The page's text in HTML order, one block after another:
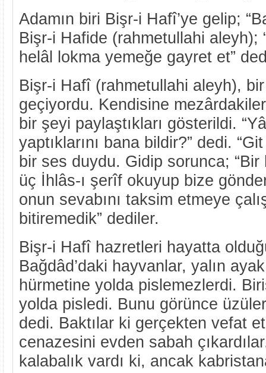
Adamın biri Bişr-i Hafî’ye gelip;
Bişr-i Hafide (rahmetullahi aleyh);
helâl lokma yemeğe gayret et”
Bişr-i Hafî (rahmetullahi aleyh),
geçiyordu. Kendisine
bir şeyi paylaştıkları gösterildi.
yaptıklarını bana bildir?” dedi.
bir ses duydu. Gidip sorunca;
üç İhlâs-ı şerîf okuyup bize
onun sevabını taksim etmeye
bitiremedik” dediler.
Bişr-i Hafî hazretleri hayatta
Bağdâd’daki hayvanlar, yalın
hürmetine yolda pislemezlerdi.
yolda pisledi. Bunu görünce
dedi. Baktılar ki gerçekten vefat
cenazesini evden sabah
kalabalık vardı ki, ancak